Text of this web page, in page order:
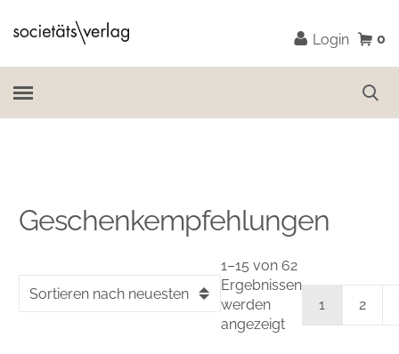
Login 0
Geschenkempfehlungen
Sortieren nach neuesten
1–15 von 62
Ergebnissen
werden
angezeigt
1 2